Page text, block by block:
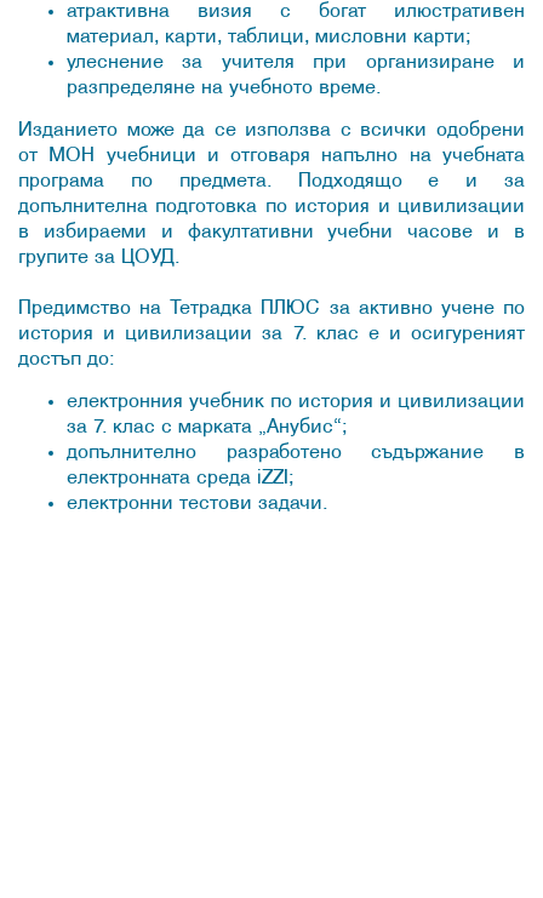
атрактивна визия с богат илюстративен
материал, карти, таблици, мисловни карти;
улеснение за учителя при организиране и
разпределяне на учебното време.
Изданието може да се използва с всички одобрени
от МОН учебници и отговаря напълно на учебната
програма по предмета. Подходящо е и за
допълнителна подготовка по история и цивилизации
в избираеми и факултативни учебни часове и в
групите за ЦОУД.
Предимство на Тетрадка ПЛЮС за активно учене по
история и цивилизации за 7. клас е и осигуреният
достъп до:
електронния учебник по история и цивилизации
за 7. клас с марката „Анубис“;
допълнително разработено съдържание в
електронната среда iZZI;
електронни тестови задачи.